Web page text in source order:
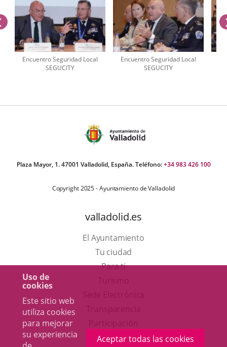
Uso de
cookies
Este sitio web
utiliza cookies
para mejorar
su experiencia
Aceptar todas las cookies
Encuentro Seguridad Local
SEGUCITY
Encuentro Seguridad Local
SEGUCITY
anterior
Plaza Mayor, 1. 47001 Valladolid, España. Teléfono:+34 983 426 100
Copyright 2025 - Ayuntamiento de Valladolid
valladolid.es
El Ayuntamiento
Tu ciudad
Para ti
en aplicación